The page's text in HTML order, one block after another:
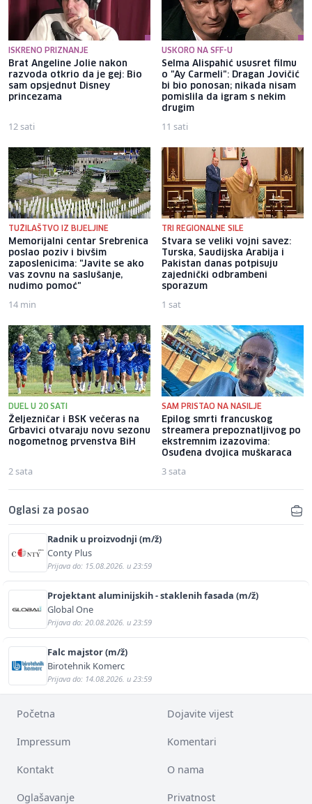
ISKRENO PRIZNANJE
Brat Angeline Jolie nakon
razvoda otkrio da je gej: Bio
sam opsjednut Disney
princezama
12 sati
USKORO NA SFF-U
Selma Alispahić ususret filmu
o "Ay Carmeli": Dragan Jovičić
bi bio ponosan; nikada nisam
pomislila da igram s nekim
drugim
11 sati
TUŽILAŠTVO IZ BIJELJINE
Memorijalni centar Srebrenica
poslao poziv i bivšim
zaposlenicima: "Javite se ako
vas zovnu na saslušanje,
nudimo pomoć"
14 min
TRI REGIONALNE SILE
Stvara se veliki vojni savez:
Turska, Saudijska Arabija i
Pakistan danas potpisuju
zajednički odbrambeni
sporazum
1 sat
DUEL U 20 SATI
Željezničar i BSK večeras na
Grbavici otvaraju novu sezonu
nogometnog prvenstva BiH
2 sata
SAM PRISTAO NA NASILJE
Epilog smrti francuskog
streamera prepoznatljivog po
ekstremnim izazovima:
Osuđena dvojica muškaraca
3 sata
Oglasi za posao
Radnik u proizvodnji (m/ž)
Conty Plus
Prijava do: 15.08.2026. u 23:59
Projektant aluminijskih - staklenih fasada (m/ž)
Global One
Prijava do: 20.08.2026. u 23:59
Falc majstor (m/ž)
Birotehnik Komerc
Prijava do: 14.08.2026. u 23:59
Početna Dojavite vijest
Impressum Komentari
Kontakt O nama
Oglašavanje Privatnost